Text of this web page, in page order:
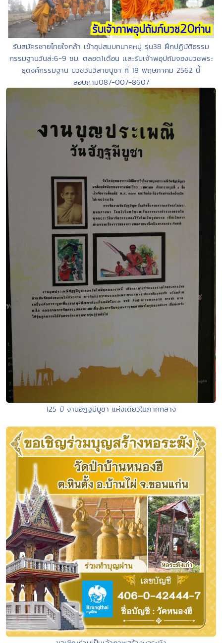
รับสมัครชายไทยใจกล้า เข้าอุปสมบทนาคหมู่ รุ่น38 ฝึกปฏิบัติธรรม
กรรมฐานวันล่ะ6-9 ชม. ตลอด1เดือน เเละรับเจ้าพอุปถัมจองบวชพระ
ธุดงค์กรรมฐาน บวชวันวิสาขบูชา ที่ 18 พฤษภาคม 2562 นี้
สอบถาม087-007-8607
125 ปี งานอัฎฐมีบูชา แห่งเดียวในภาคกลาง